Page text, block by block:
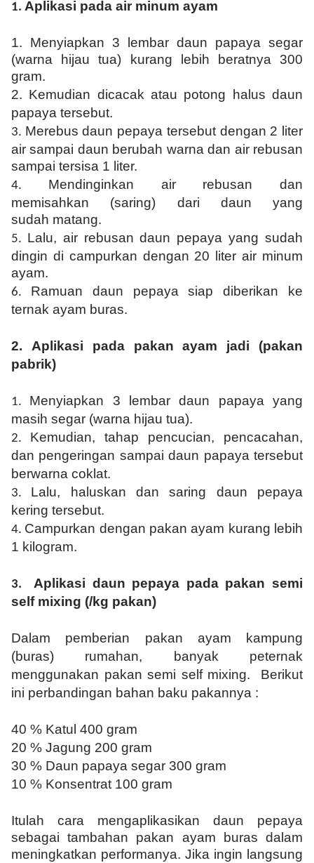
1. Aplikasi pada air minum ayam
1. Menyiapkan 3 lembar daun papaya segar
(warna hijau tua) kurang lebih beratnya 300
gram.
2. Kemudian dicacak atau potong halus daun
papaya tersebut.
3. Merebusdaun pepaya tersebut dengan 2 liter
air sampai daun berubah warna dan air rebusan
sampai tersisa 1 liter.
4. Mendinginkan air rebusan dan
memisahkan (saring) dari daun yang
sudah matang.
5. Lalu, air rebusan daun pepaya yang sudah
dingin di campurkan dengan 20 liter air minum
ayam.
6. Ramuan daun pepaya siap diberikan ke
ternak ayam buras.
2. Aplikasi pada pakan ayam jadi (pakan
pabrik)
1. Menyiapkan 3 lembar daun papaya yang
masih segar (warna hijau tua).
2. Kemudian, tahap pencucian, pencacahan,
dan pengeringan sampai daun papaya tersebut
berwarna coklat.
3. Lalu, haluskandan saring daun pepaya
kering tersebut.
4. Campurkan dengan pakan ayam kurang lebih
1 kilogram.
3. Aplikasi daun pepaya pada pakansemi
self mixing (/kg pakan)
Dalam pemberian pakan ayam kampung
(buras) rumahan, banyak peternak
menggunakan pakan semi self mixing. Berikut
ini perbandingan bahan baku pakannya :
40 % Katul 400 gram
20 % Jagung 200 gram
30 % Daun papaya segar 300 gram
10 % Konsentrat 100 gram
Itulah cara mengaplikasikan daun pepaya
sebagai tambahan pakan ayam buras dalam
meningkatkan performanya. Jika ingin langsung